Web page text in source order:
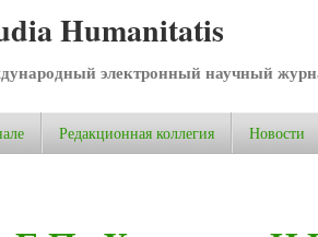
Humanitatis
электронный научный
Редакционная коллегия Новости